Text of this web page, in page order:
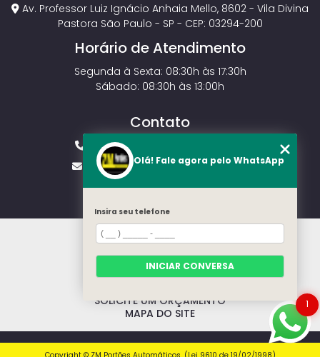
Av. Professor Luiz Ignácio Anhaia Mello, 8602 - Vila Divina
Pastora São Paulo - SP - CEP: 03294-200
Horário de Atendimento
Segunda à Sexta: 08:30h às 17:30h
Sábado: 08:30h às 13:00h
Contato
(11) 2143-4826
vendas.zmportoes@gmail.com
HOME
MODELOS
CONTATO
SOLICITE UM ORÇAMENTO
MAPA DO SITE
1
Olá! Fale agora pelo WhatsApp
Insira seu telefone
INICIAR CONVERSA